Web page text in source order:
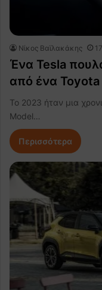
Νίκος Βαϊλακάκης
Ένα Tesla
από ένα Toyota
Το 2023 ήταν μια
Model…
Περισσότερα